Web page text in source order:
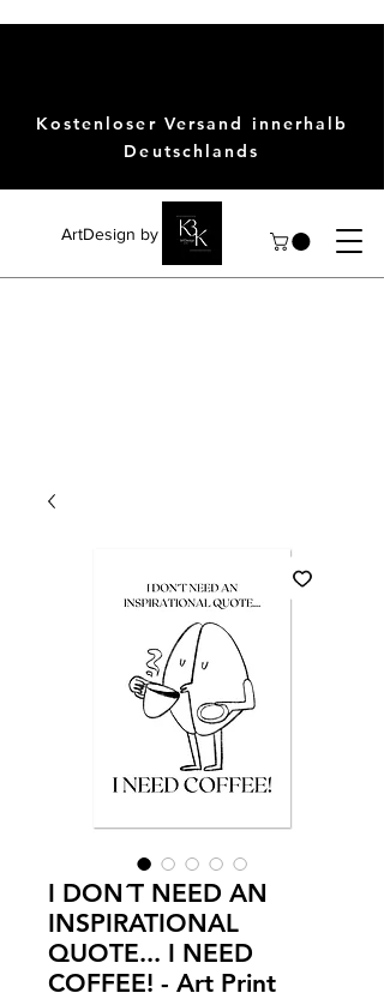
ArtDesign by KBK
Kostenloser Versand innerhalb
Deutschlands
I DON´T NEED AN
INSPIRATIONAL
QUOTE... I NEED
COFFEE! - Art Print